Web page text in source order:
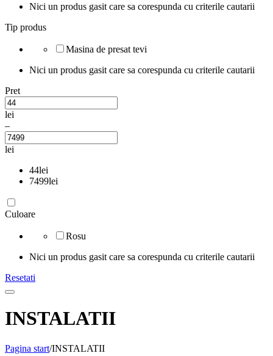
Nici un produs gasit care sa corespunda cu criterile cautarii
Tip produs
Masina de presat tevi
Nici un produs gasit care sa corespunda cu criterile cautarii
Pret
lei
–
lei
44lei
7499lei
Culoare
Rosu
Nici un produs gasit care sa corespunda cu criterile cautarii
Resetati
INSTALATII
Pagina start/INSTALATII